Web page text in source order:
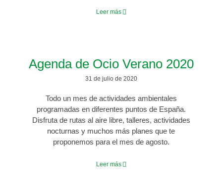
Leer más
Agenda de Ocio Verano 2020
31 de julio de 2020
Todo un mes de actividades ambientales
programadas en diferentes puntos de España.
Disfruta de rutas al aire libre, talleres, actividades
nocturnas y muchos más planes que te
proponemos para el mes de agosto.
Leer más